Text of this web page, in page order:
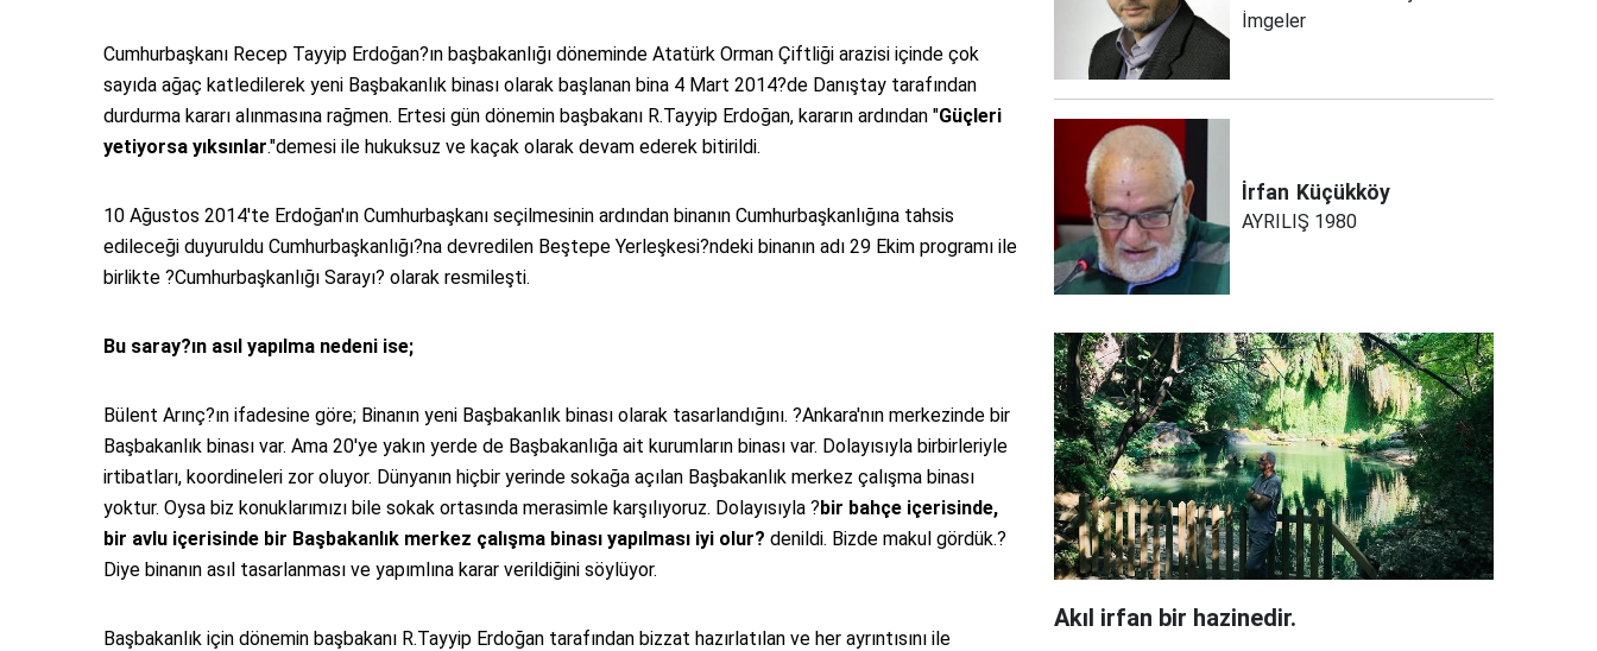
Cumhurbaşkanı Recep Tayyip Erdoğan?ın başbakanlığı döneminde Atatürk Orman Çiftliği arazisi içinde çok
sayıda ağaç katledilerek yeni Başbakanlık binası olarak başlanan bina 4 Mart 2014?de Danıştay tarafından
durdurma kararı alınmasına rağmen. Ertesi gün dönemin başbakanı R.Tayyip Erdoğan, kararın ardından "Güçleri
yetiyorsa yıksınlar."demesi ile hukuksuz ve kaçak olarak devam ederek bitirildi.
10 Ağustos 2014'te Erdoğan'ın Cumhurbaşkanı seçilmesinin ardından binanın Cumhurbaşkanlığına tahsis
edileceği duyuruldu Cumhurbaşkanlığı?na devredilen Beştepe Yerleşkesi?ndeki binanın adı 29 Ekim programı ile
birlikte ?Cumhurbaşkanlığı Sarayı? olarak resmileşti.
Bu saray?ın asıl yapılma nedeni ise;
Bülent Arınç?ın ifadesine göre; Binanın yeni Başbakanlık binası olarak tasarlandığını. ?Ankara'nın merkezinde bir
Başbakanlık binası var. Ama 20'ye yakın yerde de Başbakanlığa ait kurumların binası var. Dolayısıyla birbirleriyle
irtibatları, koordineleri zor oluyor. Dünyanın hiçbir yerinde sokağa açılan Başbakanlık merkez çalışma binası
yoktur. Oysa biz konuklarımızı bile sokak ortasında merasimle karşılıyoruz. Dolayısıyla ?bir bahçe içerisinde,
bir avlu içerisinde bir Başbakanlık merkez çalışma binası yapılması iyi olur? denildi. Bizde makul gördük.?
Diye binanın asıl tasarlanması ve yapımlına karar verildiğini söylüyor.
Başbakanlık için dönemin başbakanı R.Tayyip Erdoğan tarafından bizzat hazırlatılan ve her ayrıntısını ile
İmgeler
İrfan Küçükköy
AYRILIŞ 1980
Akıl irfan bir hazinedir.